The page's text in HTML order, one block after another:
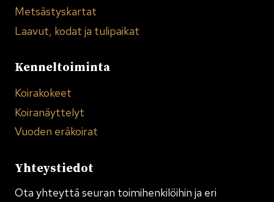
Metsästyskartat
Laavut, kodat ja tulipaikat
Kenneltoiminta
Koirakokeet
Koiranäyttelyt
Vuoden eräkoirat
Yhteystiedot
Ota yhteyttä seuran toimi­henkilöihin ja eri